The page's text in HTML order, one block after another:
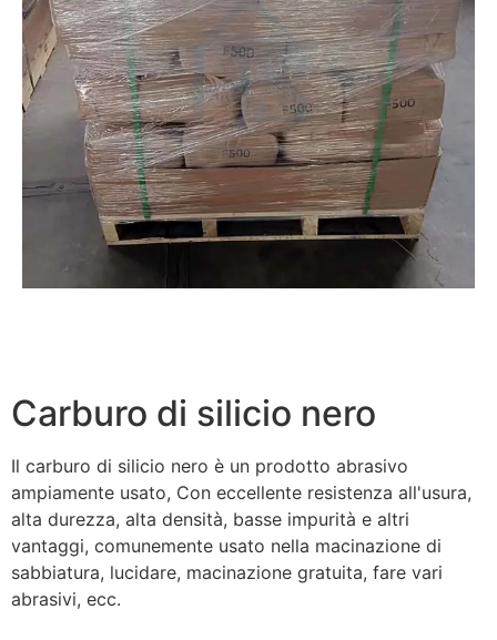
Carburo di silicio nero
Il carburo di silicio nero è un prodotto abrasivo
ampiamente usato, Con eccellente resistenza all'usura,
alta durezza, alta densità, basse impurità e altri
vantaggi, comunemente usato nella macinazione di
sabbiatura, lucidare, macinazione gratuita, fare vari
abrasivi, ecc.